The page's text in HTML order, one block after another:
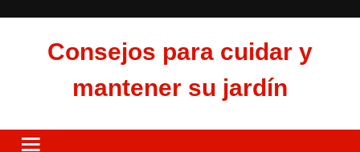
Consejos para cuidar y
mantener su jardín